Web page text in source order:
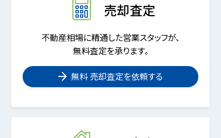
売却査定
不動産相場に精通した営業スタッフが、
無料査定を承ります。
無料 売却査定を依頼する